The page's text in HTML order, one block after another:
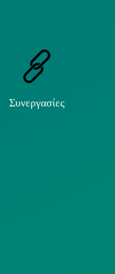
Συνεργασίες